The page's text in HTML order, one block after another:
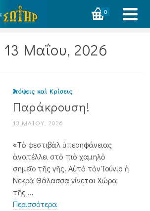
0
13 Μαΐου, 2026
Ἀπόψεις καὶ Κρίσεις
Παράκρουση!
13 ΜΑΪ́ΟΥ, 2026
«Τὸ φεστιβὰλ ὑπερηφάνειας
ἀνατέλλει στὸ πιὸ χαμηλὸ
σημεῖο τῆς γῆς. Αὐτὸ τὸν Ἰούνιο ἡ
Νεκρὰ Θάλασσα γίνεται Χώρα
τῆς ...
Περισσότερα